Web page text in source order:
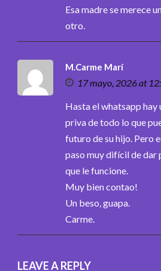
Esa madre se merece
otro.
M.Carme Marí
17 mayo, 2026 at
Hasta el whatsapp hay
priva de todo lo que
futuro de su hijo. Pero
paso muy difícil de dar
que le funcione.
Muy bien contao!
Un beso, guapa.
Carme.
LEAVE A REPLY